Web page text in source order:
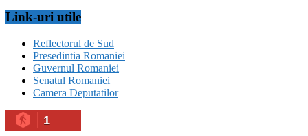
Link-uri utile
Reflectorul de Sud
Presedintia Romaniei
Guvernul Romaniei
Senatul Romaniei
Camera Deputatilor
1